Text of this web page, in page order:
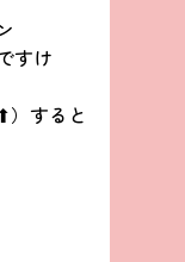
すけ
）すると